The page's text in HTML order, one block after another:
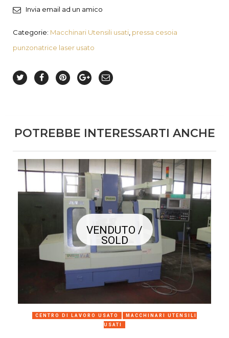
Invia email ad un amico
Categorie: Macchinari Utensili usati pressa cesoia
punzonatrice laser usato
POTREBBE INTERESSARTI ANCHE
VENDUTO /
SOLD
CENTRO DI LAVORO USATO
MACCHINARI UTENSILI
USATI